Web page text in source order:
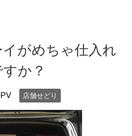
がめちゃ仕入れ
か？
店舗せどり